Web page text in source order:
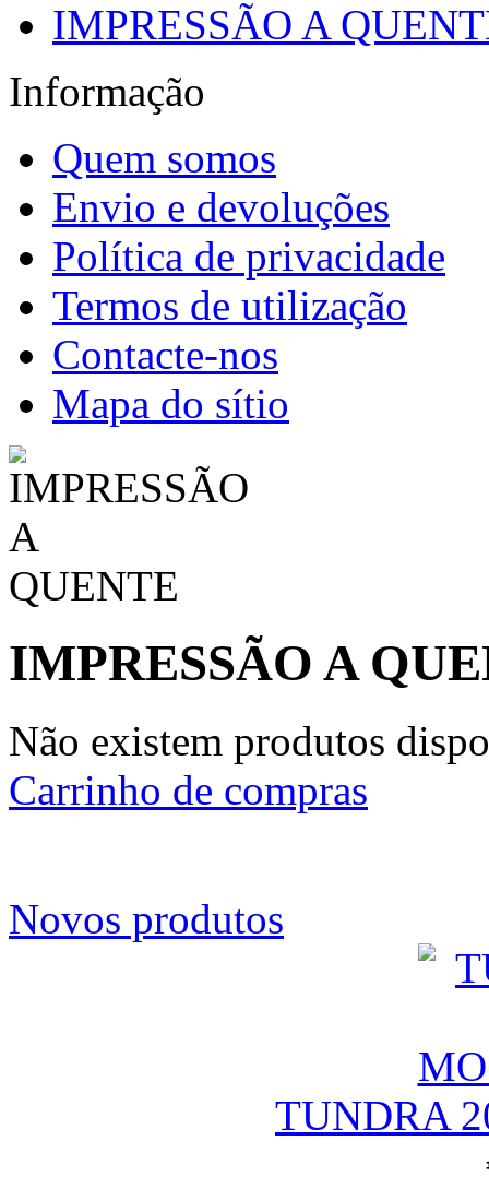
IMPRESSÃO A
Informação
Quem somos
Envio e devoluções
Política de privacidade
Termos de utilização
Contacte-nos
Mapa do sítio
IMPRESSÃO A
Não existem produtos
Carrinho de compras
Novos produtos
TUNDRA